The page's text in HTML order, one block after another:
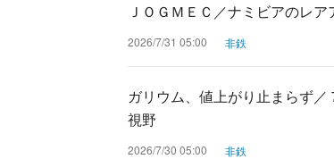
ＪＯＧＭＥＣ／ナミビアのレ
2026/7/31 05:00 非鉄
ガリウム、値上がり止まらず
視野
2026/7/30 05:00 非鉄